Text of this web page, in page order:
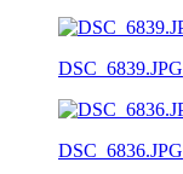
DSC_6839.JPG
DSC_6836.JPG